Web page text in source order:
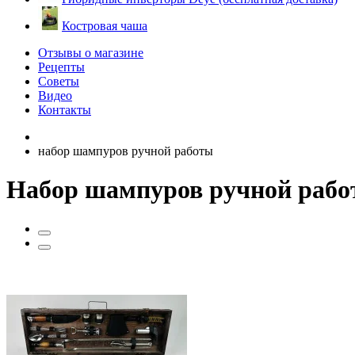
Костровая чаша
Отзывы о магазине
Рецепты
Советы
Видео
Контакты
набор шампуров ручной работы
Набор шампуров ручной